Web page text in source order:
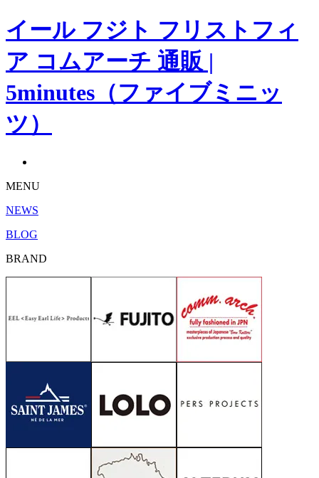
イール フジト フリストフィ
ア コムアーチ 通販 |
5minutes（ファイブミニッ
ツ）
MENU
NEWS
BLOG
BRAND